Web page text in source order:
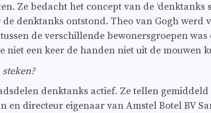
Ze bedacht het concept van de ‘denktanks
denktanks ontstond. Theo van Gogh
de verschillende bewonersgroepen
niet een keer de handen niet uit de mouwen
denktanks actief. Ze tellen
directeur eigenaar van Amstel Botel BV